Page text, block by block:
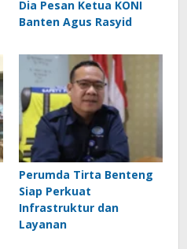
Dia Pesan Ketua KONI
Banten Agus Rasyid
Perumda Tirta Benteng
Siap Perkuat
Infrastruktur dan
Layanan